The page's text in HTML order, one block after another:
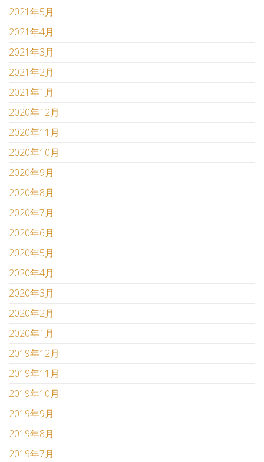
2021年5月
2021年4月
2021年3月
2021年2月
2021年1月
2020年12月
2020年11月
2020年10月
2020年9月
2020年8月
2020年7月
2020年6月
2020年5月
2020年4月
2020年3月
2020年2月
2020年1月
2019年12月
2019年11月
2019年10月
2019年9月
2019年8月
2019年7月